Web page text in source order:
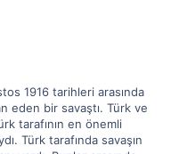
1916 tarihleri arasında
eden bir savaştı. Türk ve
tarafının en önemli
Türk tarafında savaşın